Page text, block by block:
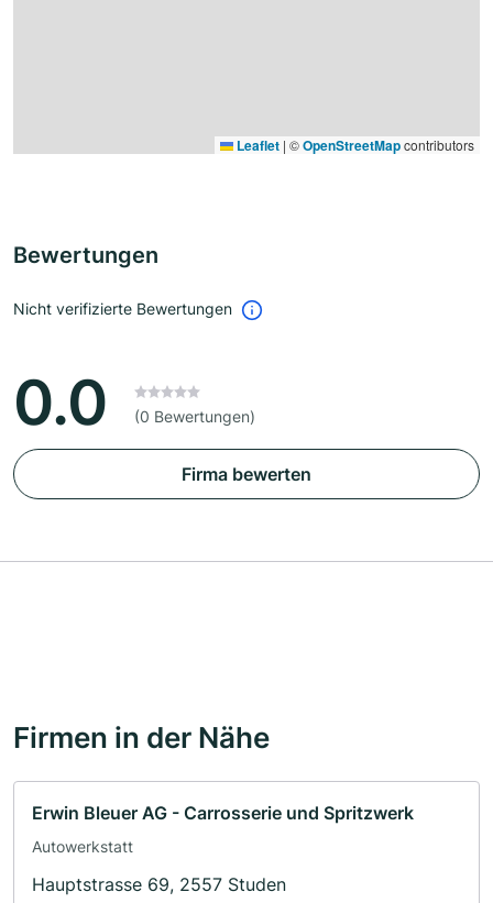
Leaflet | ©OpenStreetMapcontributors
Bewertungen
Nicht verifizierte Bewertungen
0.0 (0 Bewertungen)
Firma bewerten
Firmen in der Nähe
Erwin Bleuer AG - Carrosserie und Spritzwerk
Autowerkstatt
Hauptstrasse 69, 2557 Studen